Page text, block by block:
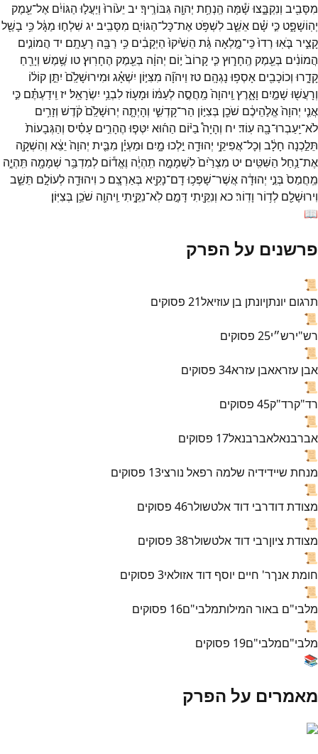
מִסָּבִ֖יב וְנִקְבָּ֑צוּ שָׁ֕מָּה הַֽנְחַ֥ת יְהוָ֖ה גִּבּוֹרֶֽיךָ׃ יב יֵע֙וֹרוּ֙ וְיַעֲל֣וּ הַגּוֹיִ֔ם אֶל־עֵ֖מֶק
יְהֽוֹשָׁפָ֑ט כִּ֣י שָׁ֗ם אֵשֵׁ֛בלִשְׁפֹּ֥ט אֶת־כָּל־הַגּוֹיִ֖ם מִסָּבִֽיב׃ יג שִׁלְח֣וּ מַגָּ֔לכִּ֥י בָשַׁ֖ל
קָצִ֑יר בֹּ֤אֽוּ רְדוּ֙כִּֽי־מָ֣לְאָה גַּ֔ת הֵשִׁ֙יקוּ֙ הַיְקָבִ֔ים כִּ֥י רַבָּ֖ה רָעָתָֽם׃ יד הֲמוֹנִ֣ים
הֲמוֹנִ֔ים בְּעֵ֖מֶק הֶֽחָר֑וּץכִּ֤י קָרוֹב֙ י֣וֹם יְהוָ֔ה בְּעֵ֖מֶק הֶחָרֽוּץ׃טו שֶׁ֥מֶשׁ וְיָרֵ֖חַ
קָדָ֑רוּ וְכוֹכָבִ֖ים אָסְפ֥וּ נָגְהָֽם׃ טז וַיהוָ֞ה מִצִּיּ֣וֹן יִשְׁאָ֗ג וּמִירוּשָׁלִַ֙ם֙ יִתֵּ֣ן קוֹל֔וֹ
וְרָעֲשׁ֖וּ שָׁמַ֣יִם וָאָ֑רֶץ וַֽיהוָה֙ מַֽחֲסֶ֣ה לְעַמּ֔וֹ וּמָע֖וֹזלִבְנֵ֥י יִשְׂרָאֵֽל׃ יז וִֽידַעְתֶּ֗ם כִּ֣י
אֲנִ֤י יְהוָה֙אֱלֹ֣הֵיכֶ֔ם שֹׁכֵ֖ן בְּצִיּ֣וֹן הַר־קָדְשִׁ֑י וְהָיְתָ֤ה יְרוּשָׁלִַ֙ם֙קֹ֔דֶשׁ וְזָרִ֥ים
לֹא־יַֽעַבְרוּ־בָ֖הּ עֽוֹד׃ יח וְהָיָה֩ בַיּ֨וֹם הַה֜וּא יִטְּפ֧וּ הֶהָרִ֣ים עָסִ֗יס וְהַגְּבָעוֹת֙
תֵּלַ֣כְנָה חָלָ֔ב וְכָל־אֲפִיקֵ֥י יְהוּדָ֖ה יֵ֣לְכוּ מָ֑יִם וּמַעְיָ֗ן מִבֵּ֤ית יְהוָה֙ יֵצֵ֔א וְהִשְׁקָ֖ה
אֶת־נַ֥חַל הַשִּׁטִּֽים׃ יט מִצְרַ֙יִם֙לִשְׁמָמָ֣ה תִֽהְיֶ֔ה וֶאֱד֕וֹם לְמִדְבַּ֥ר שְׁמָמָ֖ה תִּֽהְיֶ֑ה
מֵֽחֲמַס֙ בְּנֵ֣י יְהוּדָ֔ה אֲשֶׁר־שָׁפְכ֥וּדָם־נָקִ֖יא בְּאַרְצָֽם׃ כ וִיהוּדָ֖ה לְעוֹלָ֣ם תֵּשֵׁ֑ב
וִירוּשָׁלִַ֖ם לְד֥וֹר וָדֽוֹר׃כא וְנִקֵּ֖יתִי דָּמָ֣ם לֹֽא־נִקֵּ֑יתִי וַֽיהוָ֖ה שֹׁכֵ֥ן בְּצִיּֽוֹן׃
📖
פרשנים על הפרק
📜
תרגום יונתןיונתן בן עוזיאל21 פסוקים
📜
רש"ירש״י25 פסוקים
📜
אבן עזראאבן עזרא34 פסוקים
📜
רד"קרד"ק45 פסוקים
📜
אברבנאלאברבנאל17 פסוקים
📜
מנחת שיידידיה שלמה רפאל נורצי13 פסוקים
📜
מצודת דודרבי דוד אלטשולר46 פסוקים
📜
מצודת ציוןרבי דוד אלטשולר38 פסוקים
📜
חומת אנךר' חיים יוסף דוד אזולאי3 פסוקים
📜
מלבי"ם באור המילותמלבי"ם16 פסוקים
📜
מלבי"םמלבי"ם19 פסוקים
📚
מאמרים על הפרק